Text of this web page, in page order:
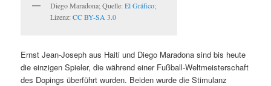
Diego Maradona; Quelle:El Gráfico;
Lizenz:CC BY-SA 3.0
Ernst Jean-Joseph aus Haiti und Diego Maradona sind bis heute
die einzigen Spieler, die während einer Fußball-Weltmeisterschaft
des Dopings überführt wurden. Beiden wurde die Stimulanz